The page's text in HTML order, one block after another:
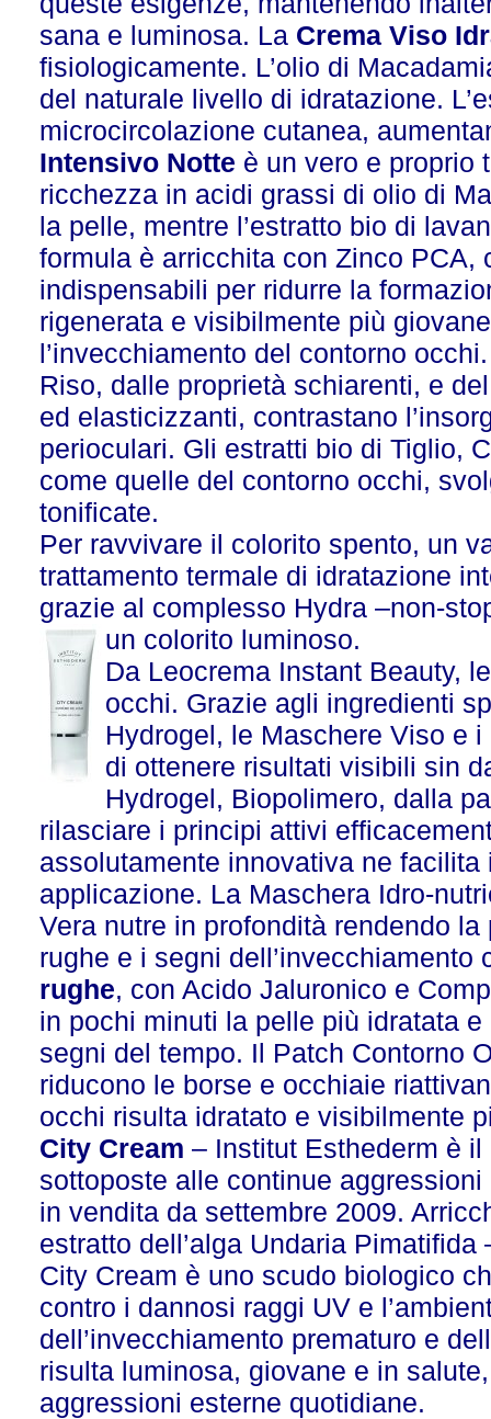
sana e luminosa. LaCrema Viso
fisiologicamente. L’olio di
del naturale livello di idratazione.
microcircolazione cutanea,
Intensivo Notte è un vero e proprio
ricchezza in acidi grassi di olio di
la pelle, mentre l’estratto bio di
formula è arricchita con Zinco
indispensabili per ridurre la
rigenerata e visibilmente più
l’invecchiamento del contorno
Riso, dalle proprietà schiarenti, e
ed elasticizzanti, contrastano
perioculari. Gli estratti bio di Tiglio,
come quelle del contorno occhi,
tonificate.
Per ravvivare il colorito spento, un
trattamento termale di idratazione
grazie al complesso Hydra –non-
un colorito luminoso.
Da Leocrema Instant Beauty,
occhi. Grazie agli ingredienti
Hydrogel, le Maschere Viso e
di ottenere risultati visibili sin
Hydrogel, Biopolimero, dalla
rilasciare i principi attivi
assolutamente innovativa ne
applicazione. La Maschera Idro-
Vera nutre in profondità rendendo
rughe e i segni dell’invecchiamento
rughe, con Acido Jaluronico e
in pochi minuti la pelle più idratata
segni del tempo. Il Patch Contorno
riducono le borse e occhiaie
occhi risulta idratato e visibilmente
City Cream – Institut Esthederm è
sottoposte alle continue
in vendita da settembre 2009.
estratto dell’alga Undaria
City Cream è uno scudo biologico
contro i dannosi raggi UV e
dell’invecchiamento prematuro e
risulta luminosa, giovane e in
aggressioni esterne quotidiane.